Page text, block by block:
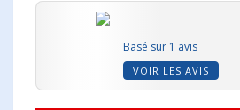
Basé sur 1 avis
VOIR LES AVIS